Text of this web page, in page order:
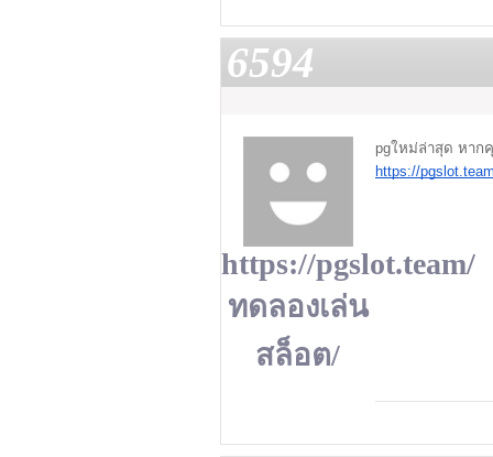
6594
https://pgslot.team/
ทดลองเล่น
สล็อต/
pgใหม่ล่าสุด หาก
https://